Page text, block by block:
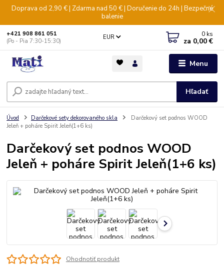
Doprava od 2,90 € | Zdarma nad 50 € | Doručenie do 24h | Bezpečné
balenie
Menu
EUR
Hľadať
+421 908 861 051
(Po - Pia 7:30-15:30)
0 ks
za 0,00 €
Úvod Darčekové sety dekorovaného skla
Darčekový set podnos WOOD
Jeleň + poháre Spirit Jeleň(1+6 ks)
Darčekový set podnos WOOD
Jeleň + poháre Spirit Jeleň(1+6 ks)
Ohodnotiť produkt